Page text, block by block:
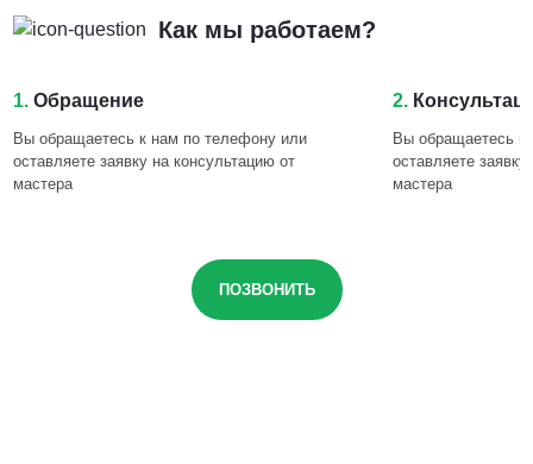
Как мы работаем?
1. Обращение
Вы обращаетесь к нам по телефону или
оставляете заявку на консультацию от
мастера
2.
Вы обращаетесь
оставляете
мастера
ПОЗВОНИТЬ